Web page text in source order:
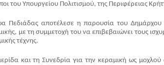
του Υπουργείου Πολιτισμού, της Περιφέρειας
Πεδιάδας αποτέλεσε η παρουσία του
με τη συμμετοχή του να επιβεβαιώνει τους
τέχνης.
και τη Συνεδρία για την κεραμική ως